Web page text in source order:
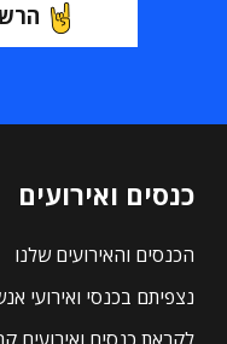
כנסים ואירועים
הכנסים והאירועים שלנו
נצפיתם בכנסי ואירועי